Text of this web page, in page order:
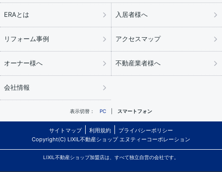
ERAとは 入居者様へ
リフォーム事例 アクセスマップ
オーナー様へ 不動産業者様へ
会社情報
表示切替： PC スマートフォン
サイトマップ 利用規約
プライバシーポリシー
Copyright(C) LIXIL不動産ショップ エヌティーコーポレーション
LIXIL不動産ショップ加盟店は、すべて独立自営の会社です。